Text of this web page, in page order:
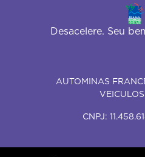
Desacelere. Seu
AUTOMINAS
CNPJ: